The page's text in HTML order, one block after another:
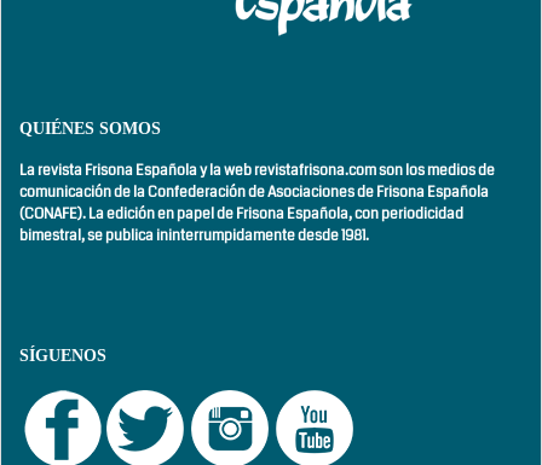
QUIÉNES SOMOS
La revista Frisona Española y la web revistafrisona.com son los medios de
comunicación de la Confederación de Asociaciones de Frisona Española
(CONAFE). La edición en papel de Frisona Española, conperiodicidad
bimestral,se publica ininterrumpidamente desde 1981.
SÍGUENOS